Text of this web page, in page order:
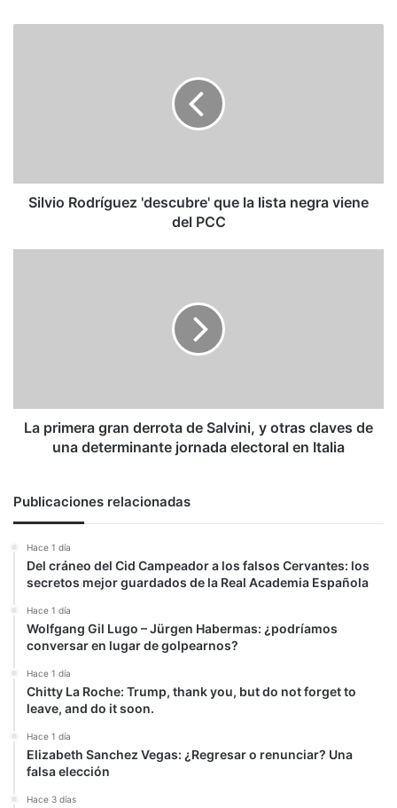
del
PCCSilvio Rodríguez 'descubre' que la lista negra viene
del PCC
claves
de
electoral
La primera gran derrota de Salvini, y otras claves de
una determinante jornada electoral en Italia
Publicaciones relacionadas
Hace 1 día
Del cráneo del Cid Campeador a los falsos Cervantes: los
secretos mejor guardados de la Real Academia Española
Hace 1 día
Wolfgang Gil Lugo – Jürgen Habermas: ¿podríamos
conversar en lugar de golpearnos?
Hace 1 día
Chitty La Roche: Trump, thank you, but do not forget to
leave, and do it soon.
Hace 1 día
Elizabeth Sanchez Vegas: ¿Regresar o renunciar? Una
falsa elección
Hace 3 días